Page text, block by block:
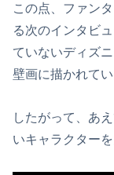
この点、ファン
る次のインタビ
ていないディズ
壁画に描かれて
したがって、あ
いキャラクター